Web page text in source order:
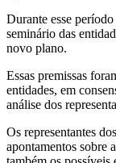
Durante esse
seminário das
novo plano.
Essas premissas
entidades, em
análise dos
Os representantes
apontamentos sobre